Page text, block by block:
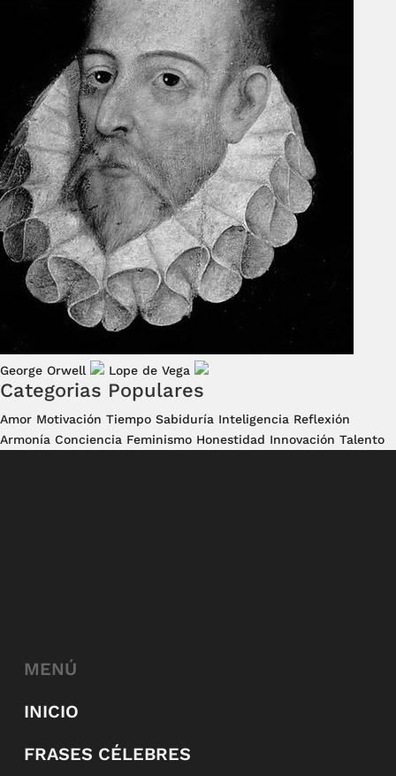
George Orwell Lope de Vega
Categorias Populares
Amor Motivación Tiempo Sabiduría Inteligencia Reflexión
Armonía Conciencia Feminismo Honestidad Innovación Talento
MENÚ
INICIO
FRASES CÉLEBRES